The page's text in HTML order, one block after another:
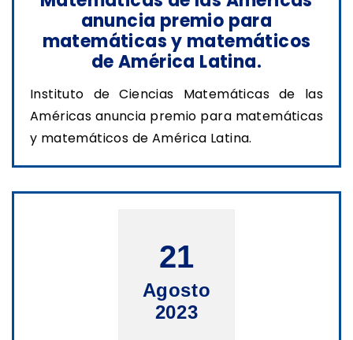
anuncia premio para
matemáticas y matemáticos
de América Latina.
Instituto de Ciencias Matemáticas de las
Américas anuncia premio para matemáticas
y matemáticos de América Latina.
21
Agosto
2023